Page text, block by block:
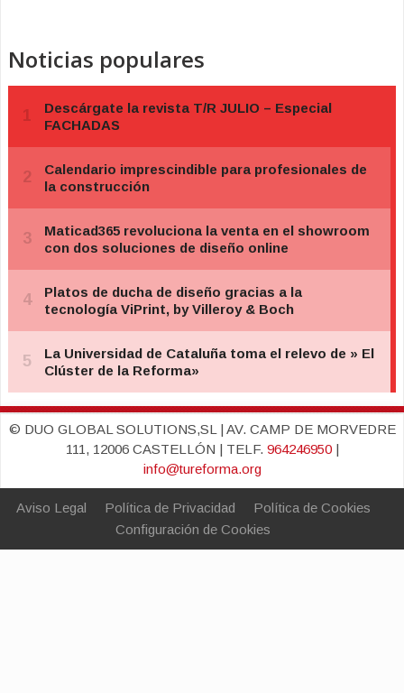
Noticias populares
© DUO GLOBAL SOLUTIONS,SL | AV. CAMP DE MORVEDRE
111, 12006 CASTELLÓN | TELF. 964246950|
info@tureforma.org
Aviso Legal Política de Privacidad
Política de Cookies
Configuración de Cookies